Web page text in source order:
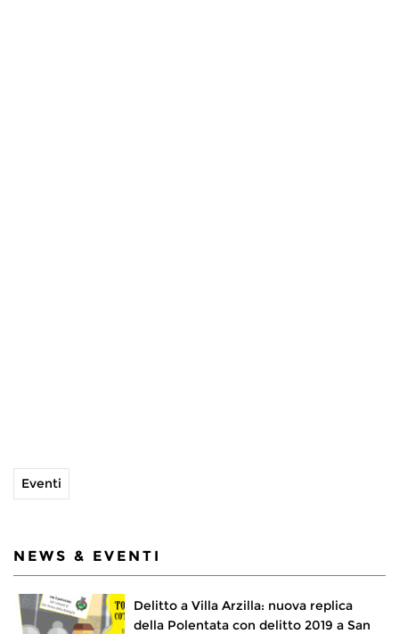
Eventi
NEWS & EVENTI
Delitto a Villa Arzilla: nuova replica
della Polentata con delitto 2019 a San